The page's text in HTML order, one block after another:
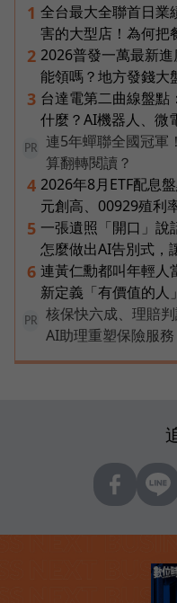
1 全台最大全聯首日業
害的大型店！為何把
2 2026普發一萬最新
能領嗎？地方發錢大
3 台達電第二曲線盤點
什麼？AI機器人、微
PR
連5年蟬聯全國冠軍
算翻轉閱讀？
4 2026年8月ETF配息
元創高、00929殖利
5 一張遺照「開口」說
怎麼做出AI告別式，
6 連黃仁勳都叫年輕人
新定義「有價值的人
PR
核保快六成、理賠
AI助理重塑保險服務